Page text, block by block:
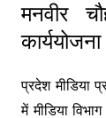
मनवीर
कार्ययोजना
प्रदेश मीडिया
में मीडिया